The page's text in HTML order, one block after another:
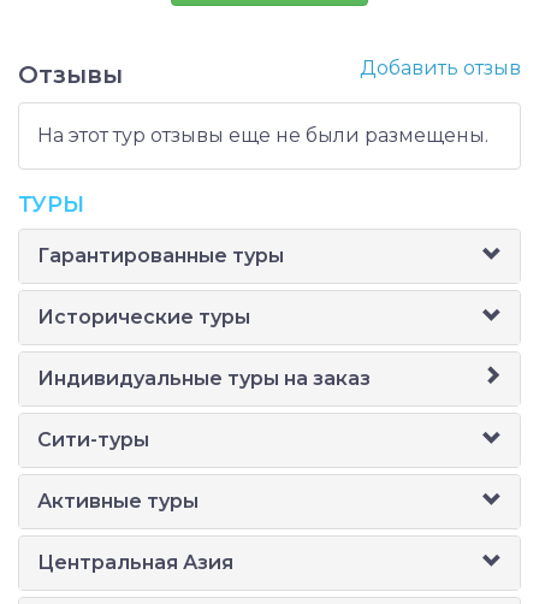
Отзывы Добавить отзыв
На этот тур отзывы еще не были размещены.
ТУРЫ
Гарантированные туры
Исторические туры
Индивидуальные туры на заказ
Сити-туры
Активные туры
Центральная Азия